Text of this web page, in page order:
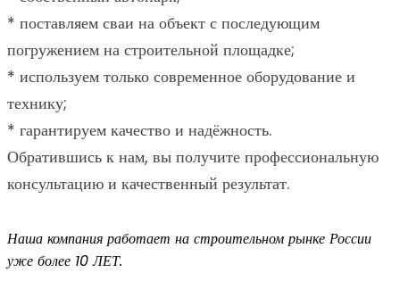
* поставляем сваи на объект с последующим
погружением на строительной площадке;
* используем только современное оборудование и
технику;
* гарантируем качество и надёжность.
Обратившись к нам, вы получите профессиональную
консультацию и качественный результат.
Наша компания работает на строительном рынке России
уже более 10 ЛЕТ.